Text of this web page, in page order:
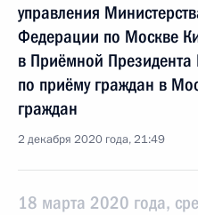
управления
Федерации по Москве
в Приёмной
по приёму граждан в
граждан
2 декабря 2020 года, 21:49
18 марта 2020 года,